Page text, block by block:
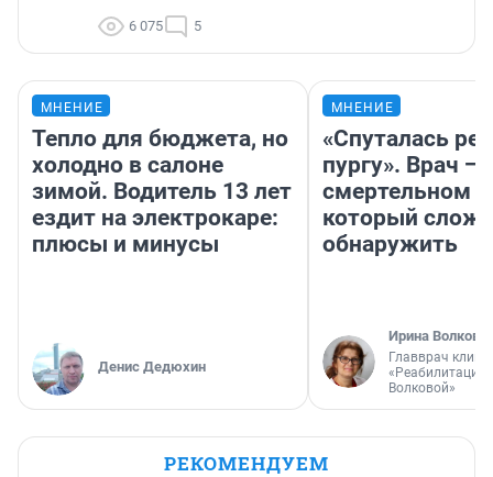
6 075 5
МНЕНИЕ
Тепло для бюджета, но
холодно в салоне
зимой. Водитель 13 лет
ездит на электрокаре:
плюсы и минусы
Денис Дедюхин
МНЕНИЕ
«Спуталась
пургу». Врач —
смертельном
который
обнаружить
Ирина Волкова
Главврач
«Реабилитация
Волковой»
РЕКОМЕНДУЕМ